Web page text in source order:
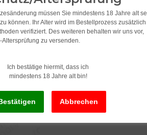
Delivery status:
Delivery time:
müssen Sie mindestens 18 Jahre alt
können. Ihr Alter wird im Bestellprozess zusätzlich
verifiziert. Des weiteren behalten wir uns vor,
zu versenden.
Ich bestätige hiermit, dass ich
mindestens 18 Jahre alt bin!